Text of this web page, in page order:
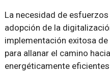
La necesidad de
adopción de la
implementación exitosa
para allanar el camino
energéticamente